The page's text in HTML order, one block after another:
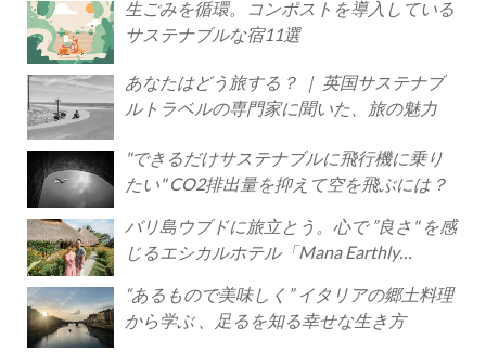
生ごみを循環。コンポストを導入している
サステナブルな宿11選
あなたはどう旅する？ ｜ 英国サステナブ
ルトラベルの専門家に聞いた、旅の魅力
"できるだけサステナブルに飛行機に乗り
たい" CO2排出量を抑えて空を飛ぶには？
バリ島ウブドに旅立とう。心で ”良さ" を感
じるエシカルホテル「Mana Earthly
“あるもので美味しく” イタリアの郷土料理
から学ぶ 、足るを知る幸せな生き方